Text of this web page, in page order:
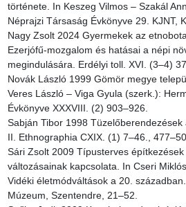
története. In Keszeg Vilmos – Szakál
Néprajzi Társaság Évkönyve 29. KJNT,
Nagy Zsolt 2024 Gyermekek az
Ezerjófű-mozgalom és hatásai a népi
megindulására. Erdélyi toll. XVI. (3–4)
Novák László 1999 Gömör megye
Veres László – Viga Gyula (szerk.):
Évkönyve XXXVIII. (2) 903–926.
Sabján Tibor 1998
II. Ethnographia CXIX. (1) 7–46.,
Sári Zsolt 2009 Típusterves
változásainak kapcsolata. In Cseri
Vidéki életmódváltások a 20.
Múzeum, Szentendre, 21–52.